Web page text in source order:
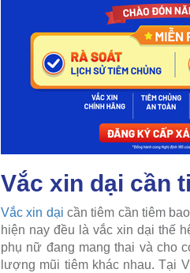
Vắc xin dại cần
Vắc xin dại cần tiêm cần tiêm
hiện nay đều là vắc xin dại thế
phụ nữ đang mang thai và cho
lượng mũi tiêm khác nhau. Tại